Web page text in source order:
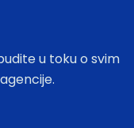
u toku o svim